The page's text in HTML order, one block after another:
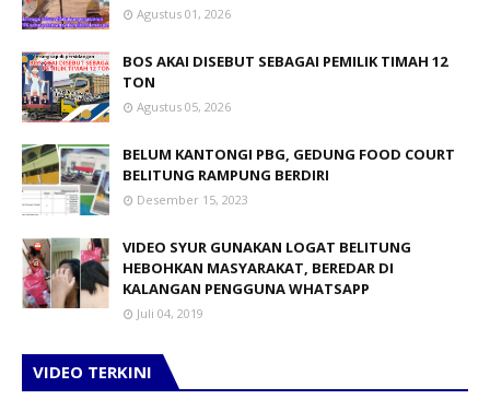
Agustus 01, 2026
BOS AKAI DISEBUT SEBAGAI PEMILIK TIMAH 12
TON
Agustus 05, 2026
BELUM KANTONGI PBG, GEDUNG FOOD COURT
BELITUNG RAMPUNG BERDIRI
Desember 15, 2023
VIDEO SYUR GUNAKAN LOGAT BELITUNG
HEBOHKAN MASYARAKAT, BEREDAR DI
KALANGAN PENGGUNA WHATSAPP
Juli 04, 2019
VIDEO TERKINI